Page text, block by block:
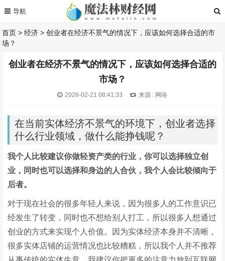
首页 >经济 >创业者在经济不景气的情况下，应该如何选择合适的市
场？
创业者在经济不景气的情况下，应该如何选择合适的
市场？
2026-02-21 08:41:33 来源 : 网络
在当前实体经济不景气的环境下，创业者选择
什么行业领域，做什么能挣钱呢？
我个人比较建议你做轻资产类的行业，你可以选择独立创
业，同时也可以选择和身边的人合伙，我个人会比较倾向于
后者。
对于现在社会的很多年轻人来说，因为很多人的工作意识已
经发生了转变，同时也不想给别人打工，所以很多人想通过
创业的方式来实现个人价值。因为实体经济本身并不清晰，
很多实体店铺的运营情况也比较糟糕，所以我个人并不推荐